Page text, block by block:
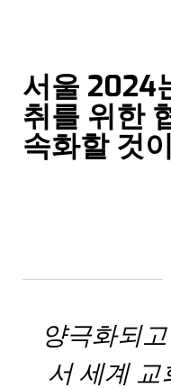
서울 2024
취를 위한
속화할 것
양극화되
서 세계 교